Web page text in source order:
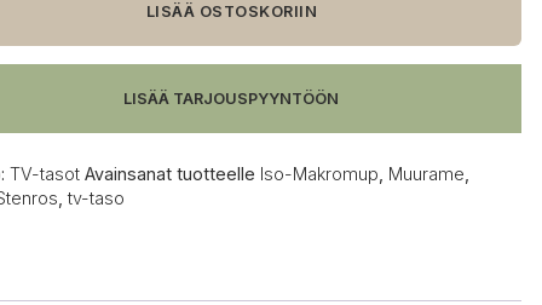
LISÄÄ OSTOSKORIIN
LISÄÄ TARJOUSPYYNTÖÖN
TV-tasot Avainsanat tuotteelle Iso-Makromup Muurame
,tv-taso